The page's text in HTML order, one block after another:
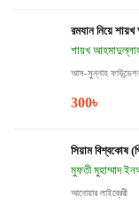
রমযান নিয়ে
শায়খ
আস-সুন্নাহ
300৳
সিয়াম বিশ্বকোষ
মুফতী মুহাম্মাদ
আনোয়ার লাইব্রেরী